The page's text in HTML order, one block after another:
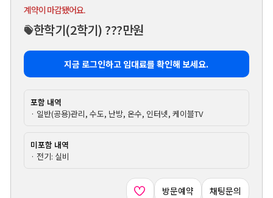
계약이 마감됐어요.
한학기(2학기) ???만원
지금 로그인하고 임대료를 확인해 보세요.
포함 내역
· 일반(공용)관리, 수도, 난방, 온수, 인터넷, 케이블TV
미포함 내역
· 전기: 실비
방문예약 채팅문의